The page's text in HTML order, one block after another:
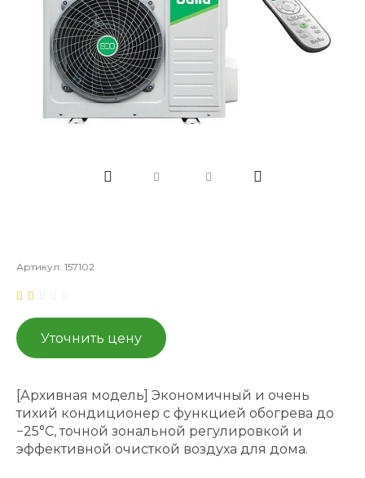
Артикул: 157102
Уточнить цену
[Архивная модель] Экономичный и очень
тихий кондиционер с функцией обогрева до
−25°C, точной зональной регулировкой и
эффективной очисткой воздуха для дома.